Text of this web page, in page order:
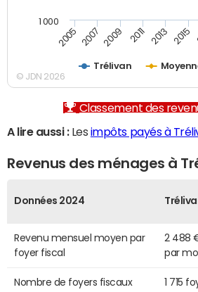
Trélivan
2005 2007 2009 2011 2013 2015
1 000
© JDN 2026
Classement des
A lire aussi :Les impôts payés à
Revenus des ménages à
Données 2024
Revenu mensuel moyen par
foyer fiscal
2 488
par
Nombre de foyers fiscaux 1 715